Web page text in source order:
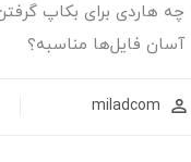
چه هاردی برای بکاپ
آسان فایل‌ها مناسبه؟
miladcom